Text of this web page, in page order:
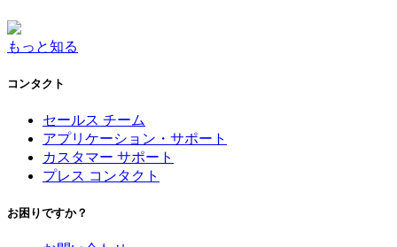
もっと知る
コンタクト
セールス チーム
アプリケーション・サポート
カスタマー サポート
プレス コンタクト
お困りですか？